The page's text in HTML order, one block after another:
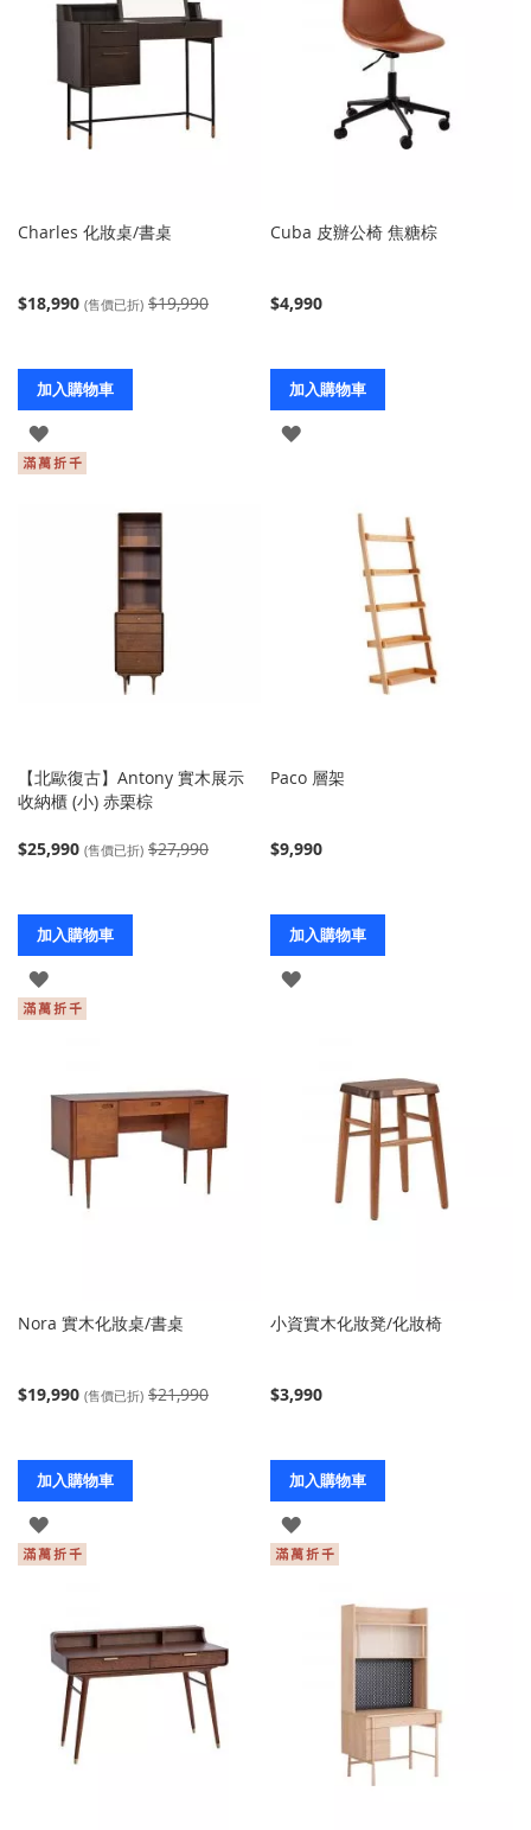
Charles 化妝桌/書桌
$18,990 (售價已折) $19,990
加入購物車
登
入
Cuba 皮辦公椅 焦糖棕
$4,990
加入購物車
登
【北歐復古】Antony 實木展示
收納櫃 (小) 赤栗棕
$25,990 (售價已折) $27,990
加入購物車
登
入
Paco 層架
$9,990
加入購物車
登
Nora 實木化妝桌/書桌
$19,990 (售價已折) $21,990
加入購物車
登
入
小資實木化妝凳/化妝椅
$3,990
加入購物車
登
入